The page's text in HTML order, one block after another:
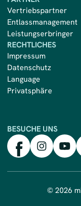
BESUCHE UNS
mkk auf Facebook
mkk aufmkk
Vertriebspartner
Entlassmanagement
Leistungserbringer
RECHTLICHES
Impressum
Datenschutz
Language
Privatsphäre
© 2026